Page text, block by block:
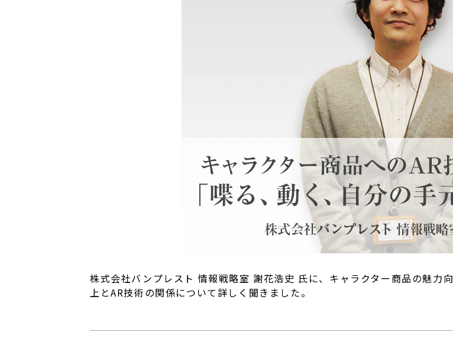
株式会社バンプレスト 情報戦略室 謝花浩史 氏に、キャラクター商品の魅力向
上とAR技術の関係について詳しく聞きました。